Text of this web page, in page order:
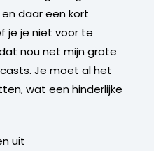
daar een kort
je je niet voor te
nou net mijn grote
Je moet al het
wat een hinderlijke
uit